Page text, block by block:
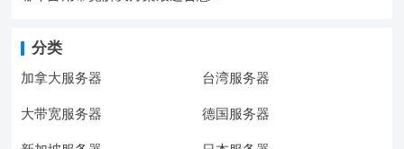
分类
加拿大服务器 台湾服务器
大带宽服务器 德国服务器